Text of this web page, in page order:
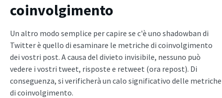
coinvolgimento
Un altro modo semplice per capire se c'è uno shadowban di
Twitter è quello di esaminare le metriche di coinvolgimento
dei vostri post. A causa del divieto invisibile, nessuno può
vedere i vostri tweet, risposte e retweet (ora repost). Di
conseguenza, si verificherà un calo significativo delle metriche
di coinvolgimento.